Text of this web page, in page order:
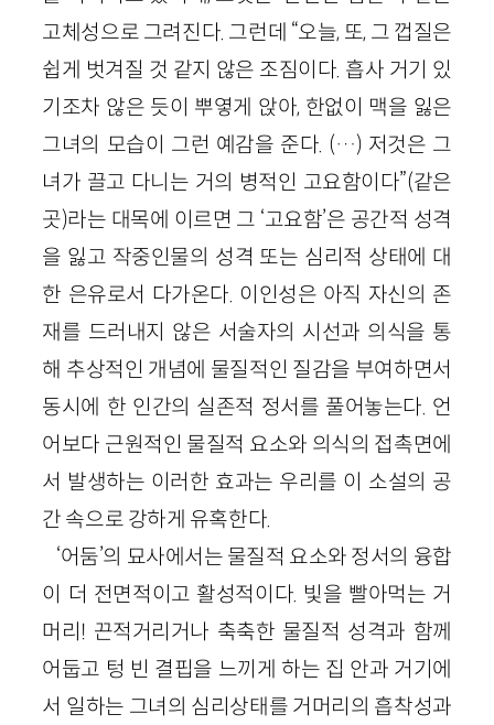
고체성으로 그려진다. 그런데 “오늘, 또, 그 껍질은
쉽게 벗겨질 것 같지 않은 조짐이다. 흡사 거기 있
기조차 않은 듯이 뿌옇게 앉아, 한없이 맥을 잃은
그녀의 모습이 그런 예감을 준다. (…) 저것은 그
녀가 끌고 다니는 거의 병적인 고요함이다”(같은
곳)라는 대목에 이르면 그 ‘고요함’은 공간적 성격
을 잃고 작중인물의 성격 또는 심리적 상태에 대
한 은유로서 다가온다. 이인성은 아직 자신의 존
재를 드러내지 않은 서술자의 시선과 의식을 통
해 추상적인 개념에 물질적인 질감을 부여하면서
동시에 한 인간의 실존적 정서를 풀어놓는다. 언
어보다 근원적인 물질적 요소와 의식의 접촉면에
서 발생하는 이러한 효과는 우리를 이 소설의 공
간 속으로 강하게 유혹한다.
‘어둠’의 묘사에서는 물질적 요소와 정서의 융합
이 더 전면적이고 활성적이다. 빛을 빨아먹는 거
머리! 끈적거리거나 축축한 물질적 성격과 함께
어둡고 텅 빈 결핍을 느끼게 하는 집 안과 거기에
서 일하는 그녀의 심리상태를 거머리의 흡착성과